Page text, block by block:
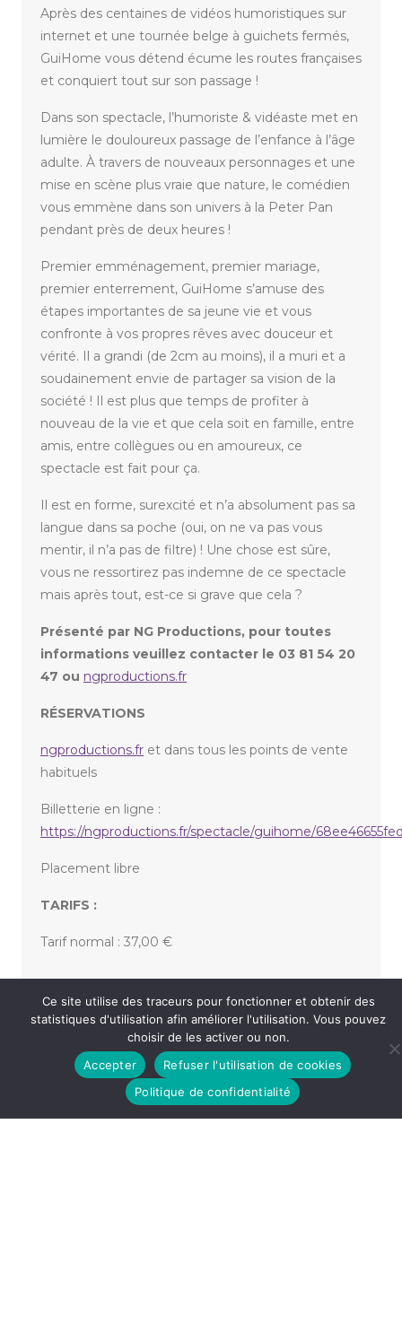
Après des centaines de vidéos humoristiques sur
internet et une tournée belge à guichets fermés,
GuiHome vous détend écume les routes françaises
et conquiert tout sur son passage !
Dans son spectacle, l’humoriste & vidéaste met en
lumière le douloureux passage de l’enfance à l’âge
adulte. À travers de nouveaux personnages et une
mise en scène plus vraie que nature, le comédien
vous emmène dans son univers à la Peter Pan
pendant près de deux heures !
Premier emménagement, premier mariage,
premier enterrement, GuiHome s’amuse des
étapes importantes de sa jeune vie et vous
confronte à vos propres rêves avec douceur et
vérité. Il a grandi (de 2cm au moins), il a muri et a
soudainement envie de partager sa vision de la
société ! Il est plus que temps de profiter à
nouveau de la vie et que cela soit en famille, entre
amis, entre collègues ou en amoureux, ce
spectacle est fait pour ça.
Il est en forme, surexcité et n’a absolument pas sa
langue dans sa poche (oui, on ne va pas vous
mentir, il n’a pas de filtre) ! Une chose est sûre,
vous ne ressortirez pas indemne de ce spectacle
mais après tout, est-ce si grave que cela ?
Présenté par NG Productions, pour toutes
informations veuillez contacter le 03 81 54 20
47 ou ngproductions.fr
RÉSERVATIONS
ngproductions.fr et dans tous les points de vente
habituels
Billetterie en ligne :
https://ngproductions.fr/spectacle/guihome/
Placement libre
TARIFS :
Tarif normal : 37,00 €
GREG DUTH – COQUILLES
CATCH IMPRO – SAISON 20 – ÉPISODE 1»
Ce site utilise des traceurs pour fonctionner et obtenir des
statistiques d'utilisation afin améliorer l'utilisation. Vous pouvez
choisir de les activer ou non.
Accepter
Refuser l'utilisation de cookies
Politique de confidentialité